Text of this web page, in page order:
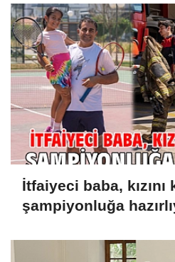
İtfaiyeci baba,
şampiyonluğa